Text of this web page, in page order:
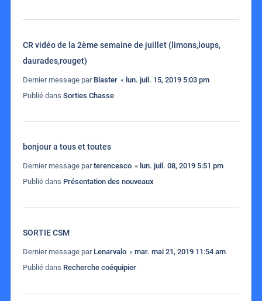
CR vidéo de la 2ème semaine de juillet (limons,loups,
daurades,rouget)
Dernier message par Blaster « lun. juil. 15, 2019 5:03 pm
Publié dans Sorties Chasse
bonjour a tous et toutes
Dernier message parterencesco « lun. juil. 08, 2019 5:51 pm
Publié dans Présentation des nouveaux
SORTIE CSM
Dernier message par Lenarvalo « mar. mai 21, 2019 11:54 am
Publié dans Recherche coéquipier